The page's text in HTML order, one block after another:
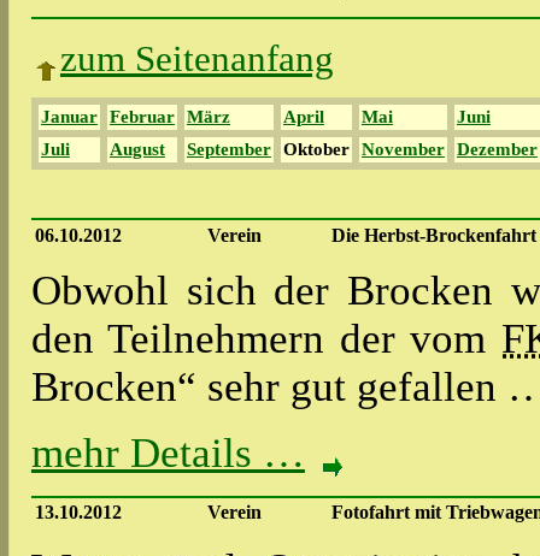
zum Seitenanfang
Januar Februar März April Mai
Juni
Juli
August September Oktober November Dezember
06.10.2012 Verein Die Herbst-Brockenfahrt
Obwohl sich der Brocken
den Teilnehmern der vom
Brocken“ sehr gut gefallen
mehr Details …
13.10.2012 Verein Fotofahrt mit